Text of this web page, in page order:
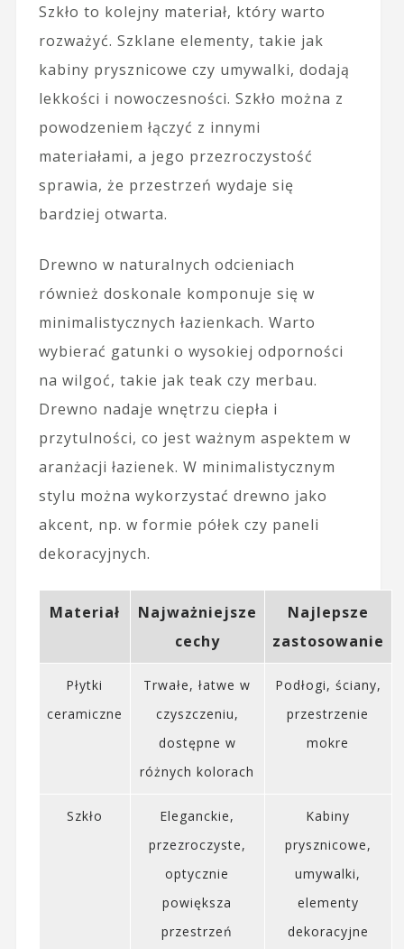
Szkło to kolejny materiał, który warto
rozważyć. Szklane elementy, takie jak
kabiny prysznicowe czy umywalki, dodają
lekkości i nowoczesności. Szkło można z
powodzeniem łączyć z innymi
materiałami, a jego przezroczystość
sprawia, że przestrzeń wydaje się
bardziej otwarta.
Drewno w naturalnych odcieniach
również doskonale komponuje się w
minimalistycznych łazienkach. Warto
wybierać gatunki o wysokiej odporności
na wilgoć, takie jak teak czy merbau.
Drewno nadaje wnętrzu ciepła i
przytulności, co jest ważnym aspektem w
aranżacji łazienek. W minimalistycznym
stylu można wykorzystać drewno jako
akcent, np. w formie półek czy paneli
dekoracyjnych.
Materiał
Najważniejsze
cechy
Najlepsze
zastosowanie
Płytki
ceramiczne
Trwałe, łatwe w
czyszczeniu,
dostępne w
różnych kolorach
Podłogi, ściany,
przestrzenie
mokre
Szkło
Eleganckie,
przezroczyste,
optycznie
powiększa
przestrzeń
Kabiny
prysznicowe,
umywalki,
elementy
dekoracyjne